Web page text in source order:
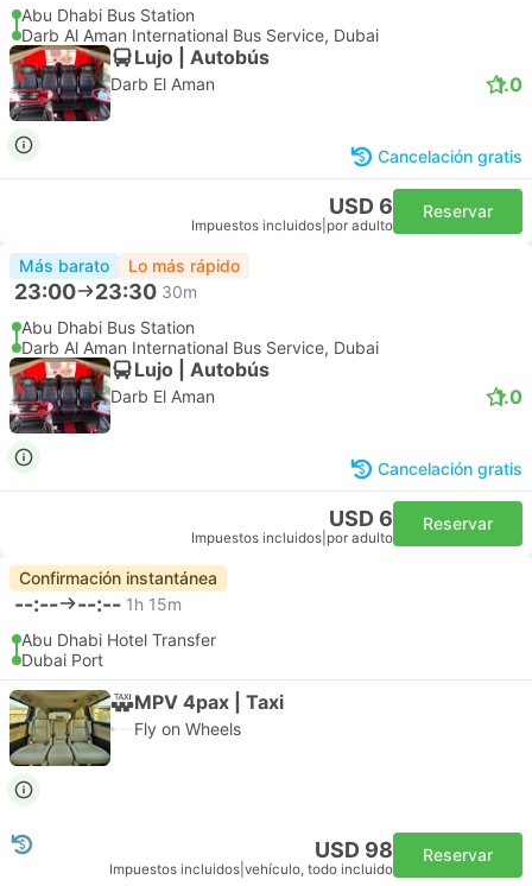
Abu Dhabi Bus Station
Darb Al Aman International Bus Service, Dubai
Lujo | Autobús
Darb El Aman 1.0
Cancelación gratis
USD 6
Impuestos incluidos por adulto
Reservar
Más barato Lo más rápido
23:00 23:30 30m
Abu Dhabi Bus Station
Darb Al Aman International Bus Service, Dubai
Lujo | Autobús
Darb El Aman 1.0
Cancelación gratis
USD 6
Impuestos incluidos por adulto
Reservar
Confirmación instantánea
--:-- --:-- 1h 15m
Abu Dhabi Hotel Transfer
Dubai Port
MPV 4pax | Taxi
Fly on Wheels
USD 98
Impuestos incluidos vehículo, todo incluido
Reservar